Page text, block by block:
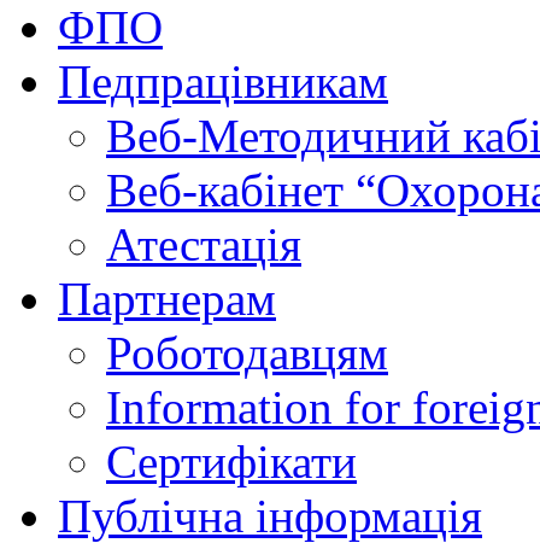
ФПО
Педпрацівникам
Веб-Методичний
Веб-кабінет
Атестація
Партнерам
Роботодавцям
Information for
Сертифікати
Публічна інформація